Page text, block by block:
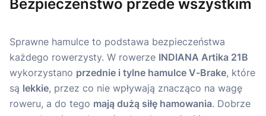
Bezpieczeństwo przede wszystkim
Sprawne hamulce to podstawa bezpieczeństwa
każdego rowerzysty. W rowerze INDIANA Artika 21B
wykorzystano przednie i tylne hamulce V-Brake, które
są lekkie, przez co nie wpływają znacząco na wagę
roweru, a do tego mają dużą siłę hamowania. Dobrze